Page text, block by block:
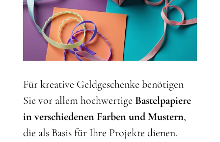
Für kreative Geldgeschenke benötigen
Sie vor allem hochwertige Bastelpapiere
in verschiedenen Farben und Mustern,
die als Basis für Ihre Projekte dienen.